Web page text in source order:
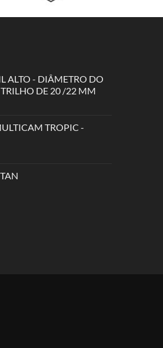
ALTO - DIÂMETRO DO
DE 20 /22 MM
TROPIC -